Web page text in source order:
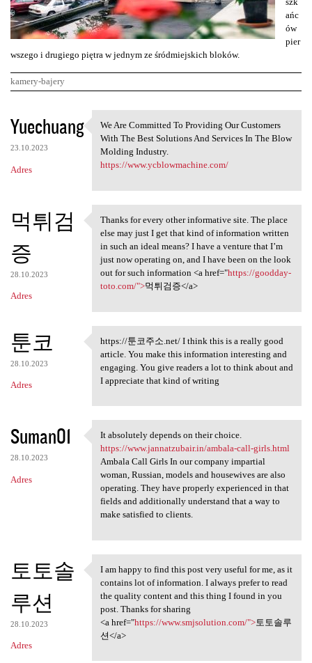
ańc
ów
pier
wszego i drugiego piętra w jednym ze śródmiejskich bloków.
kamery-bajery
K
o
m
e
t
r
z
e
Yuechuang
23.10.2023
Adres
We Are Committed To Providing
We Are Committed To Providing Our Customers
With The Best Solutions And Services In The Blow
Molding Industry.
https://www.ycblowmachine.com/
먹튀검
증
28.10.2023
Adres
Thanks for every other
Thanks for every other informative site. The place
else may just I get that kind of information written
in such an ideal means? I have a venture that I’m
just now operating on, and I have been on the look
out for such information <a href="https://goodday-
toto.com/">먹튀검증</a>
툰코
28.10.2023
Adres
https://툰코주소.net/ I think
https://툰코주소.net/ I think this is a really good
article. You make this information interesting and
engaging. You give readers a lot to think about and
I appreciate that kind of writing
Suman01
28.10.2023
Adres
It absolutely depends on
It absolutely depends on their choice.
https://www.jannatzubair.in/ambala-call-girls.html
Ambala Call Girls In our company impartial
woman, Russian, models and housewives are also
operating. They have properly experienced in that
fields and additionally understand that a way to
make satisfied to clients.
토토솔
루션
28.10.2023
Adres
I am happy to find this post
I am happy to find this post very useful for me, as it
contains lot of information. I always prefer to read
the quality content and this thing I found in you
post. Thanks for sharing
<a href="https://www.smjsolution.com/">토토솔루
션</a>